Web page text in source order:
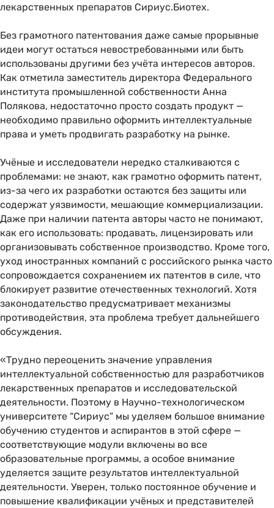
лекарственных препаратов Сириус.Биотех.
Без грамотного патентования даже самые прорывные
идеи могут остаться невостребованными или быть
использованы другими без учёта интересов авторов.
Как отметила заместитель директора Федерального
института промышленной собственности Анна
Полякова, недостаточно просто создать продукт —
необходимо правильно оформить интеллектуальные
права и уметь продвигать разработку на рынке.
Учёные и исследователи нередко сталкиваются с
проблемами: не знают, как грамотно оформить патент,
из-за чего их разработки остаются без защиты или
содержат уязвимости, мешающие коммерциализации.
Даже при наличии патента авторы часто не понимают,
как его использовать: продавать, лицензировать или
организовывать собственное производство. Кроме того,
уход иностранных компаний с российского рынка часто
сопровождается сохранением их патентов в силе, что
блокирует развитие отечественных технологий. Хотя
законодательство предусматривает механизмы
противодействия, эта проблема требует дальнейшего
обсуждения.
«Трудно переоценить значение управления
интеллектуальной собственностью для разработчиков
лекарственных препаратов и исследовательской
деятельности. Поэтому в Научно-технологическом
университете “Сириус” мы уделяем большое внимание
обучению студентов и аспирантов в этой сфере —
соответствующие модули включены во все
образовательные программы, а особое внимание
уделяется защите результатов интеллектуальной
деятельности. Уверен, только постоянное обучение и
повышение квалификации учёных и представителей